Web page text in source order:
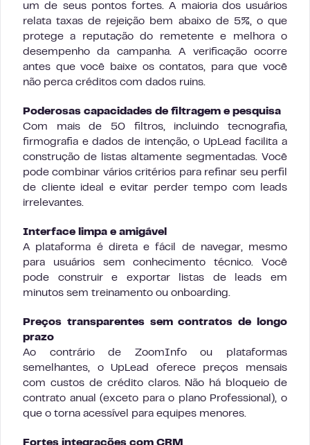
um de seus pontos fortes. A maioria dos usuários
relata taxas de rejeição bem abaixo de 5%, o que
protege a reputação do remetente e melhora o
desempenho da campanha. A verificação ocorre
antes que você baixe os contatos, para que você
não perca créditos com dados ruins.
Poderosas capacidades de filtragem e pesquisa
Com mais de 50 filtros, incluindo tecnografia,
firmografia e dados de intenção, o UpLead facilita a
construção de listas altamente segmentadas. Você
pode combinar vários critérios para refinar seu perfil
de cliente ideal e evitar perder tempo com leads
irrelevantes.
Interface limpa e amigável
A plataforma é direta e fácil de navegar, mesmo
para usuários sem conhecimento técnico. Você
pode construir e exportar listas de leads em
minutos sem treinamento ou onboarding.
Preços transparentes sem contratos de longo
prazo
Ao contrário de ZoomInfo ou plataformas
semelhantes, o UpLead oferece preços mensais
com custos de crédito claros. Não há bloqueio de
contrato anual (exceto para o plano Professional), o
que o torna acessível para equipes menores.
Fortes integrações com CRM